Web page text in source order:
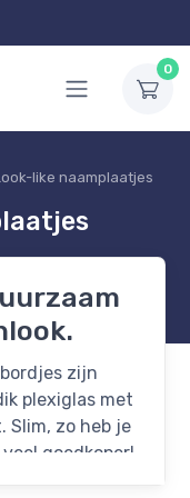
0
like naamplaatjes
zijn
plexiglas met
Slim, zo heb je
goedkoper!
op